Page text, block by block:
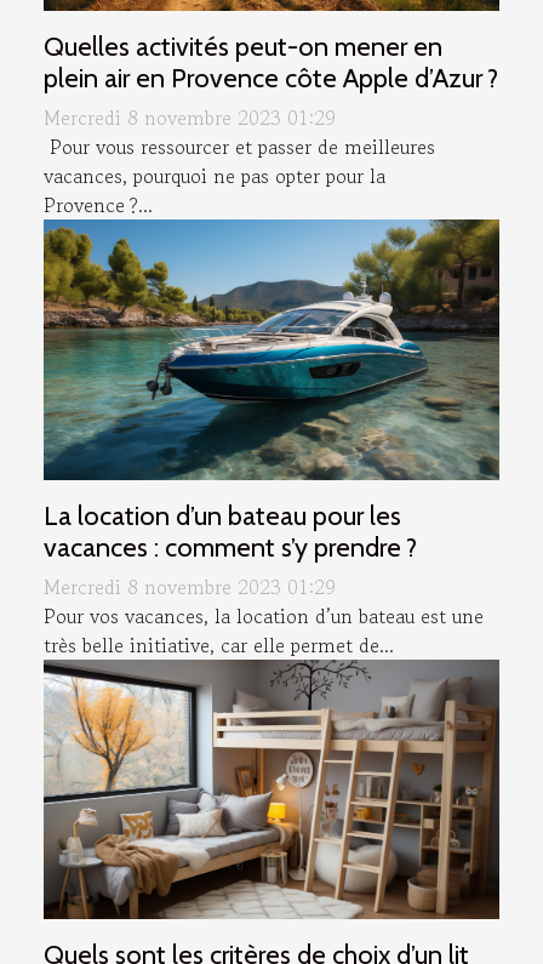
Quelles activités peut-on mener en
plein air en Provence côte Apple d’Azur ?
Mercredi 8 novembre 2023 01:29
Pour vous ressourcer et passer de meilleures
vacances, pourquoi ne pas opter pour la
Provence ?...
La location d’un bateau pour les
vacances : comment s’y prendre ?
Mercredi 8 novembre 2023 01:29
Pour vos vacances, la location d’un bateau est une
très belle initiative, car elle permet de...
Quels sont les critères de choix d’un lit